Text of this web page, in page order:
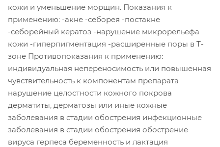
кожи и уменьшение морщин. Показания к
применению: -акне -себорея -постакне
-себорейный кератоз -нарушение микрорельефа
кожи -гиперпигментация -расширенные поры в Т-
зоне Противопоказания к применению:
индивидуальная непереносимость или повышенная
чувствительность к компонентам препарата
нарушение целостности кожного покрова
дерматиты, дерматозы или иные кожные
заболевания в стадии обострения инфекционные
заболевания в стадии обострения обострение
вируса герпеса беременность и лактация